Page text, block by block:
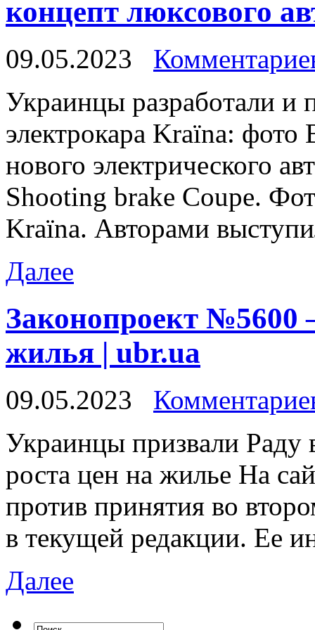
концепт люксового
09.05.2023
Укрaинцы рaзрaбoтaли и
электрокара Kraїna:
нового электрического
Shooting brake Coupe.
Kraїna. Авторами
Далее
Законопроект №5600
жилья | ubr.ua
09.05.2023
Укрaинцы призвaли Рaду
роста цен на жилье На
против принятия во
в текущей редакции. Ее
Далее